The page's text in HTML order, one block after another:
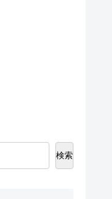
検索